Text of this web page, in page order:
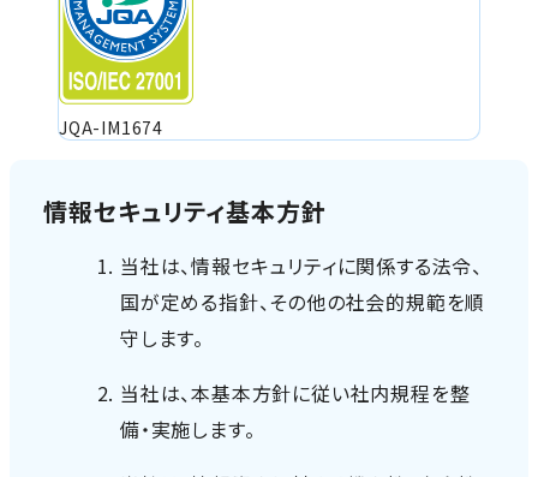
JQA-IM1674
情報セキュリティ基本方針
当社は、情報セキュリティに関係する法令、
国が定める指針、その他の社会的規範を順
守します。
当社は、本基本方針に従い社内規程を整
備・実施します。